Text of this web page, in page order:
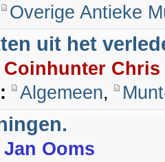
Overige Antieke
uit het
Coinhunter Chris
Algemeen,
Jan Ooms